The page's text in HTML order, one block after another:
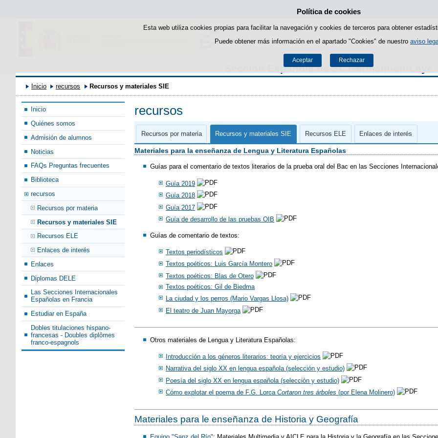
Política de cookies
Esta web utiliza cookies propias para facilitar la navegación y cookies de terceros para obtener
Puede obtener más información en el apartado "Cookies" de nuestro aviso
Aceptar Rechazar
Saltar al contenido
Sección Española de St. Germain-en-Laye
Inicio recursos Recursos y materiales SIE
Inicio
Quiénes somos
Admisión de alumnos
Noticias
FAQs Preguntas frecuentes
Biblioteca
recursos
Recursos por materia
Recursos y materiales SIE
Recursos ELE
Enlaces de interés
Enlaces
Diplomas DELE
Las Secciones Internacionales
Españolas en Francia
Estudiar en España
Dobles titulaciones hispano-
francesas - Doubles diplômes
franco-espagnols
recursos
Recursos por materia Recursos y materiales SIE Recursos ELE Enlaces de interés
Materiales para la enseñanza de Lengua y Literatura Españolas
Guías para el comentario de textos literarios de la prueba oral del Bac en las Secciones
Guía 2019
Guía 2018
Guía 2017
Guía de desarrollo de las pruebas OIB
Guías de comentario de textos:
Textos periodísticos
Textos poéticos: Luis García Montero
Textos poéticos: Blas de Otero
Textos poéticos: Gil de Biedma
La ciudad y los perros (Mario Vargas Llosa)
El teatro de Juan Mayorga
Otros materiales de Lengua y Literatura Españolas:
Introducción a los géneros literarios: teoría y ejercicios
Narrativa del siglo XX en lengua española (selección y estudio)
Poesía del siglo XX en lengua española (selección y estudio)
Cómo explotar el poema de F.G. Lorca Cortaron tres árboles (por Elena Molinero)
Materiales para le enseñanza de Historia y Geografía